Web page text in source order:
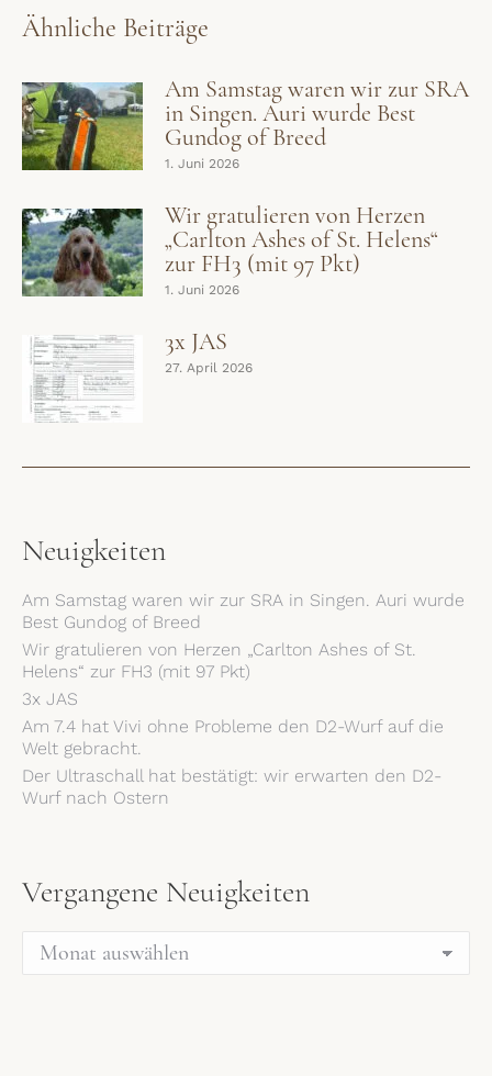
Ähnliche Beiträge
Am Samstag waren wir zur SRA
in Singen. Auri wurde Best
Gundog of Breed
1. Juni 2026
Wir gratulieren von Herzen
„Carlton Ashes of St. Helens“
zur FH3 (mit 97 Pkt)
1. Juni 2026
3x JAS
27. April 2026
Neuigkeiten
Am Samstag waren wir zur SRA in Singen. Auri wurde
Best Gundog of Breed
Wir gratulieren von Herzen „Carlton Ashes of St.
Helens“ zur FH3 (mit 97 Pkt)
3x JAS
Am 7.4 hat Vivi ohne Probleme den D2-Wurf auf die
Welt gebracht.
Der Ultraschall hat bestätigt: wir erwarten den D2-
Wurf nach Ostern
Vergangene Neuigkeiten
Vergangene
Neuigkeiten